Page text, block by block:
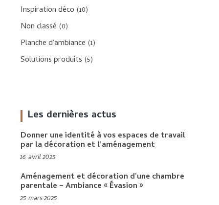
Inspiration déco (10)
Non classé (0)
Planche d'ambiance (1)
Solutions produits (5)
Les dernières actus
Donner une identité à vos espaces de travail
par la décoration et l’aménagement
16 avril 2025
Aménagement et décoration d’une chambre
parentale – Ambiance « Évasion »
25 mars 2025